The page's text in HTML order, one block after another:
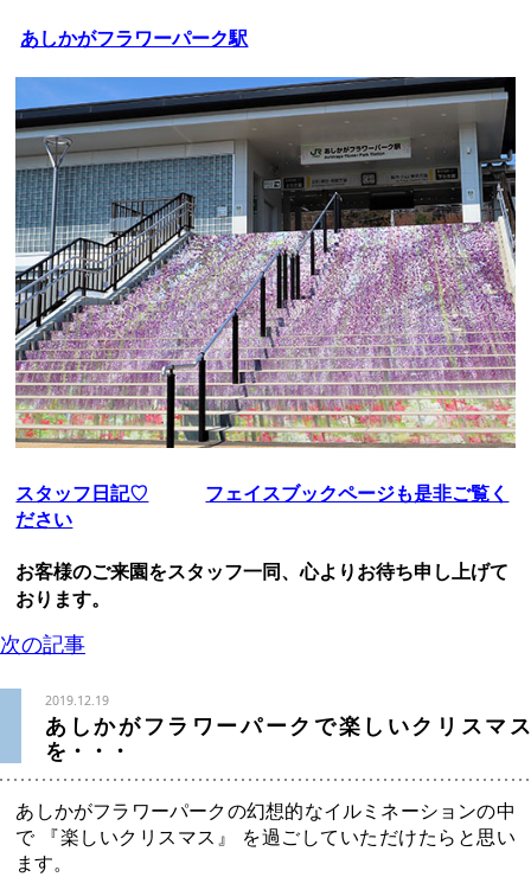
あしかがフラワーパーク駅
スタッフ日記♡
フェイスブックページも是非ご覧く
ださい
お客様のご来園をスタッフ一同、心よりお待ち申し上げて
おります。
次の記事
2019.12.19
あしかがフラワーパークで楽しいクリスマス
を・・・
あしかがフラワーパークの幻想的なイルミネーションの中
で 『楽しいクリスマス』 を過ごしていただけたらと思い
ます。